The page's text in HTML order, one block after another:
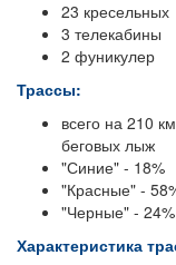
23 кресельных
3 телекабины
2 фуникулер
Трассы:
всего на 210
беговых лыж
"Синие" - 18%
"Красные" -
"Черные" - 24%
Характеристика